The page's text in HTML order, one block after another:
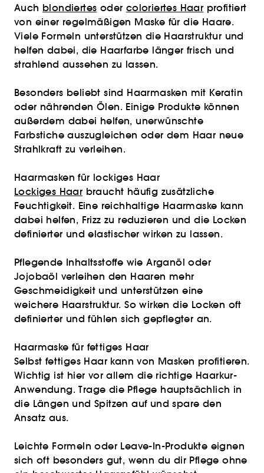
Auch blondiertes oder coloriertes Haar profitiert
von einer regelmäßigen Maske für die Haare.
Viele Formeln unterstützen die Haarstruktur und
helfen dabei, die Haarfarbe länger frisch und
strahlend aussehen zu lassen.
Besonders beliebt sind Haarmasken mit Keratin
oder nährenden Ölen. Einige Produkte können
außerdem dabei helfen, unerwünschte
Farbstiche auszugleichen oder dem Haar neue
Strahlkraft zu verleihen.
Haarmasken für lockiges Haar
Lockiges Haar braucht häufig zusätzliche
Feuchtigkeit. Eine reichhaltige Haarmaske kann
dabei helfen, Frizz zu reduzieren und die Locken
definierter und elastischer wirken zu lassen.
Pflegende Inhaltsstoffe wie Arganöl oder
Jojobaöl verleihen den Haaren mehr
Geschmeidigkeit und unterstützen eine
weichere Haarstruktur. So wirken die Locken oft
definierter und fühlen sich gepflegter an.
Haarmaske für fettiges Haar
Selbst fettiges Haar kann von Masken profitieren.
Wichtig ist hier vor allem die richtige Haarkur-
Anwendung. Trage die Pflege hauptsächlich in
die Längen und Spitzen auf und spare den
Ansatz aus.
Leichte Formeln oder Leave-In-Produkte eignen
sich oft besonders gut, wenn du dir Pflege ohne